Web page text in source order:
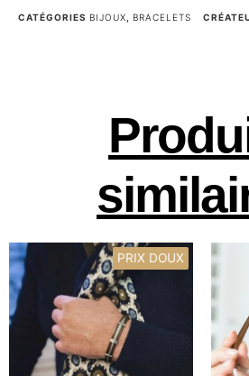
CATÉGORIES BIJOUX BRACELETS
PRIX DOUX